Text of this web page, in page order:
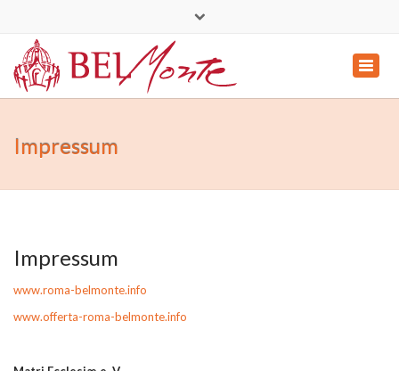
mail@roma-belmonte.info
de|en|es|it|
Impressum
Impressum
www.roma-belmonte.info
www.offerta-roma-belmonte.info